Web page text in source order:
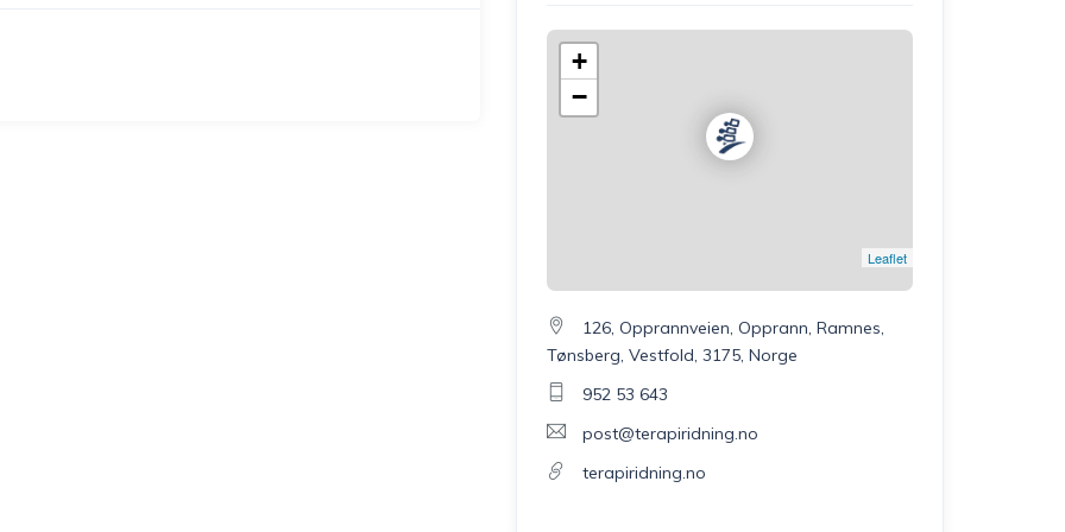
+
−
Leaflet
126, Opprannveien, Opprann, Ramnes,
Tønsberg, Vestfold, 3175, Norge
952 53 643
post@terapiridning.no
terapiridning.no